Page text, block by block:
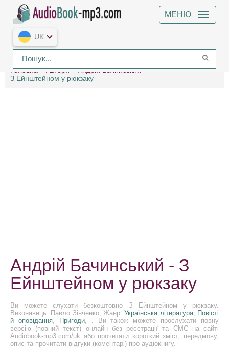
МЕНЮ
UK
Головна Автори
Андрій Бачинський
З Ейнштейном у рюкзаку
Андрій Бачинський - З
Ейнштейном у рюкзаку
Ви можете слухати безкоштовно З Ейнштейном у рюкзаку.
Виконавець: Павло Зінченко, Жанр:Українська література, Повісті
й оповідання, Пригоди, . Ви також можете прослухати повну
версію (повний текст) онлайн без реєстрації та СМС на сайті
Audiobook-mp3.com/uk або прочитати короткий зміст, передмову,
опис та прочитати відгуки (коментарі) про аудіокнигу.